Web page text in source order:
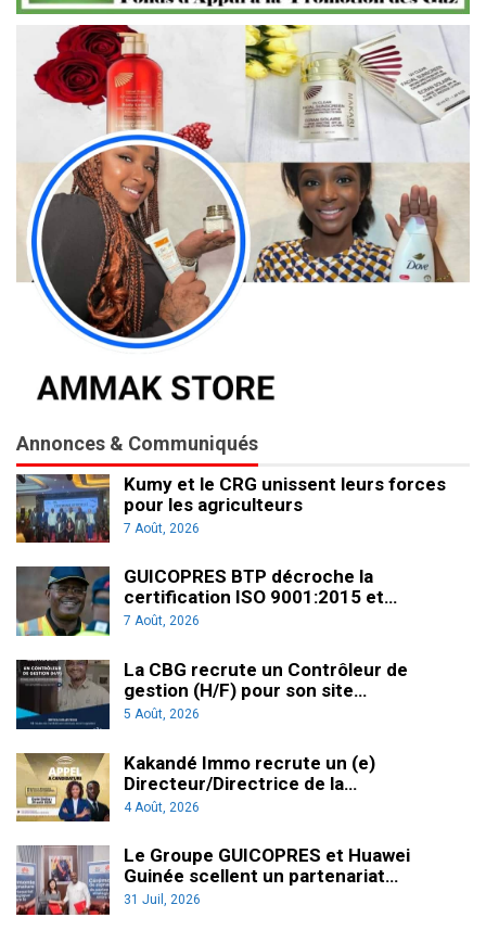
Annonces & Communiqués
Kumy et le CRG unissent leurs forces
pour les agriculteurs
7 Août, 2026
GUICOPRES BTP décroche la
certification ISO 9001:2015 et…
7 Août, 2026
La CBG recrute un Contrôleur de
gestion (H/F) pour son site…
5 Août, 2026
Kakandé Immo recrute un (e)
Directeur/Directrice de la…
4 Août, 2026
Le Groupe GUICOPRES et Huawei
Guinée scellent un partenariat…
31 Juil, 2026